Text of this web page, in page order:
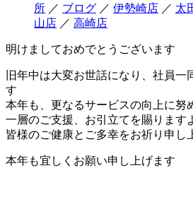
所 ／ ブログ ／ 伊勢崎店 ／ 太
山店 ／ 高崎店
明けましておめでとうございます
旧年中は大変お世話になり、社員一
す
本年も、更なるサービスの向上に努
一層のご支援、お引立てを賜ります
皆様のご健康とご多幸をお祈り申し
本年も宜しくお願い申し上げます